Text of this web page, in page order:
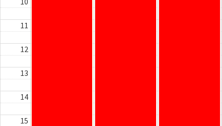
11
12
13
14
15